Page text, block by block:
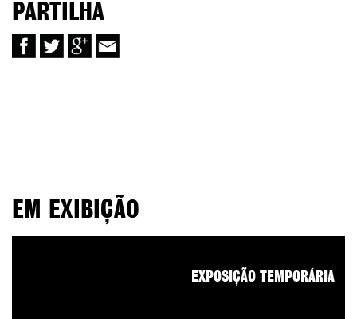
PARTILHA
EM EXIBIÇÃO
EXPOSIÇÃO TEMPORÁRIA